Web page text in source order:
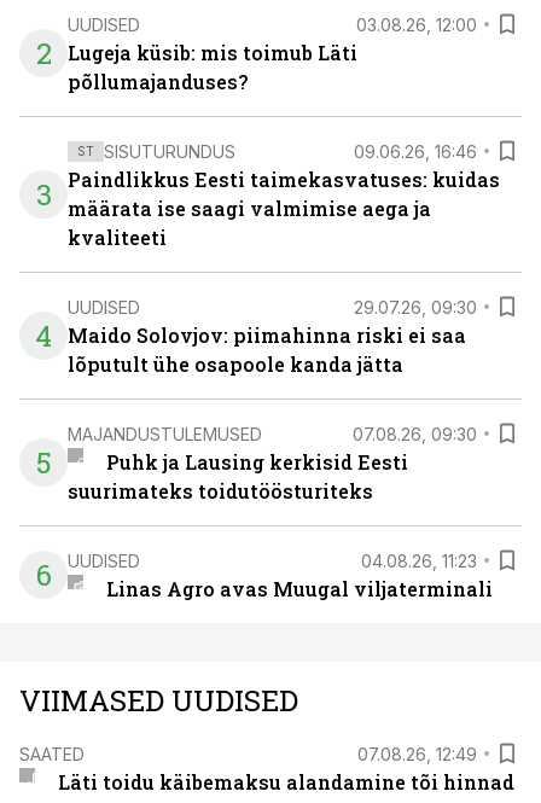
2
UUDISED 03.08.26, 12:00
Lugeja küsib: mis toimub Läti
põllumajanduses?
3
ST SISUTURUNDUS 09.06.26, 16:46
Paindlikkus Eesti taimekasvatuses: kuidas
määrata ise saagi valmimise aega ja
kvaliteeti
4
UUDISED 29.07.26, 09:30
Maido Solovjov: piimahinna riski ei saa
lõputult ühe osapoole kanda jätta
5
MAJANDUSTULEMUSED 07.08.26, 09:30
Puhk ja Lausing kerkisid Eesti
suurimateks toidutöösturiteks
6 UUDISED 04.08.26, 11:23
Linas Agro avas Muugal viljaterminali
VIIMASED UUDISED
SAATED 07.08.26, 12:49
Läti toidu käibemaksu alandamine tõi hinnad